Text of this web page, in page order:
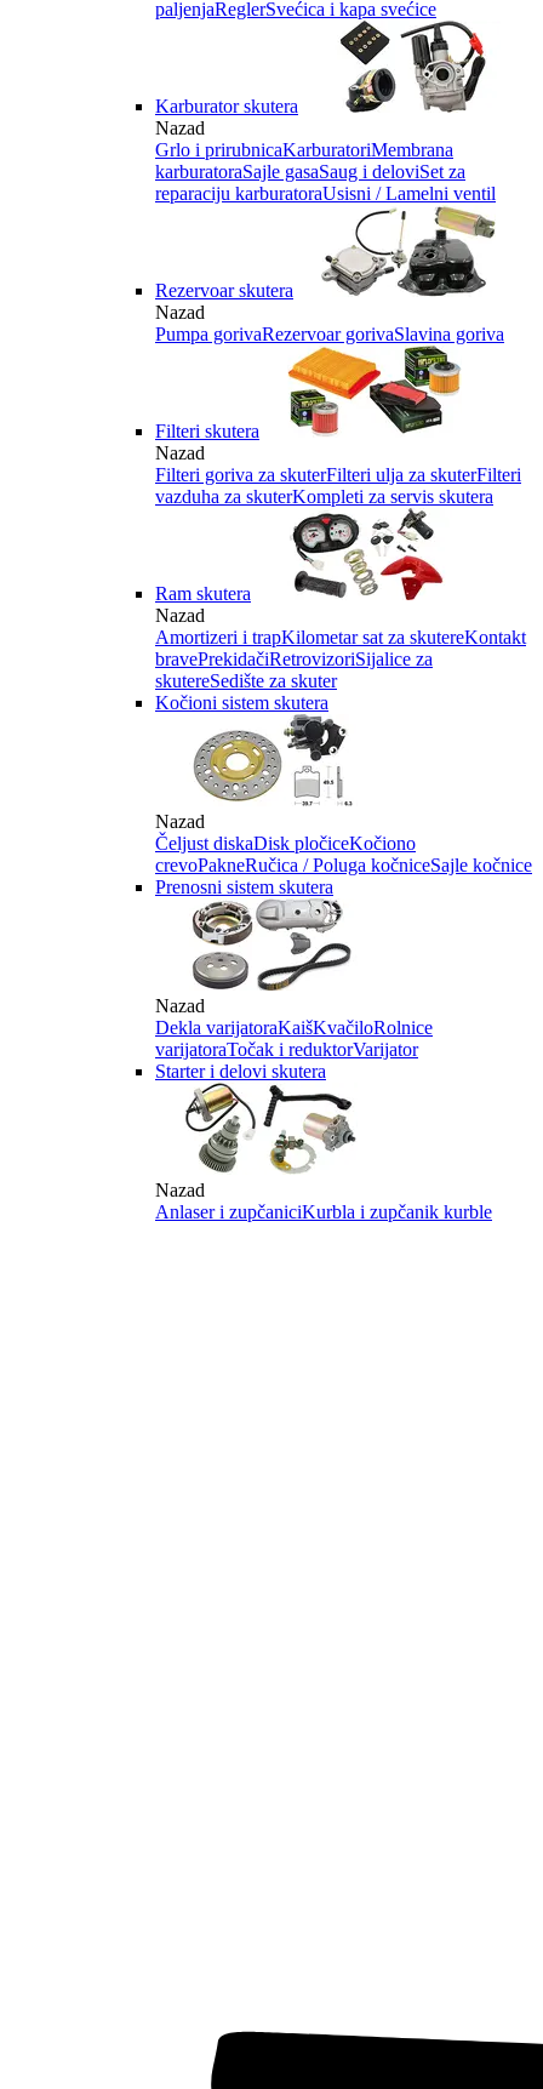
paljenjaReglerSvećica i kapa svećice
Karburator skutera
Nazad
Grlo i prirubnicaKarburatoriMembrana
karburatoraSajle gasaSaug i deloviSet za
reparaciju karburatoraUsisni / Lamelni ventil
Rezervoar skutera
Nazad
Pumpa gorivaRezervoar gorivaSlavina goriva
Filteri skutera
Nazad
Filteri goriva za skuterFilteri ulja za skuterFilteri
vazduha za skuterKompleti za servis skutera
Ram skutera
Nazad
Amortizeri i trapKilometar sat za skutereKontakt
bravePrekidačiRetrovizoriSijalice za
skutereSedište za skuter
Kočioni sistem skutera
Nazad
Čeljust diskaDisk pločiceKočiono
crevoPakneRučica / Poluga kočniceSajle kočnice
Prenosni sistem skutera
Nazad
Dekla varijatoraKaišKvačiloRolnice
varijatoraTočak i reduktorVarijator
Starter i delovi skutera
Nazad
Anlaser i zupčaniciKurbla i zupčanik kurble